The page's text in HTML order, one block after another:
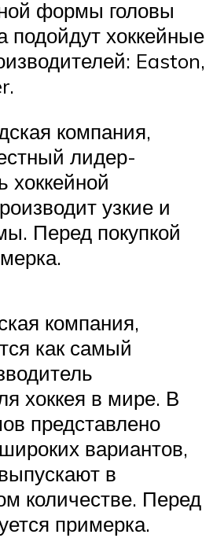
формы головы
подойдут хоккейные
Easton,
компания,
лидер-
хоккейной
узкие и
Перед покупкой
компания,
как самый
хоккея в мире. В
представлено
вариантов,
в
количестве. Перед
примерка.